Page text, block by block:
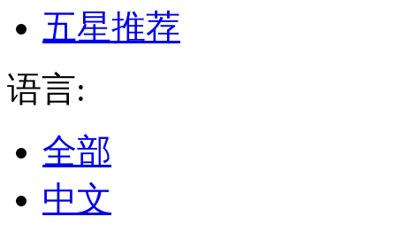
五星推荐
语言:
全部
中文